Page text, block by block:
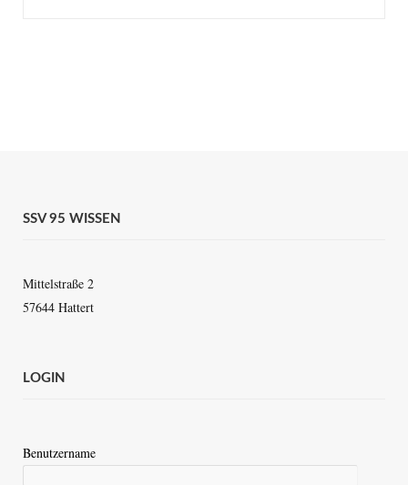
SSV 95 WISSEN
Mittelstraße 2
57644 Hattert
LOGIN
Benutzername